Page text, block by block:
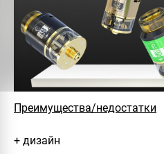
Преимущества/недостатки
+ дизайн